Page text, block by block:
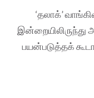
‘தலாக்’
பயன்படுத்தக்